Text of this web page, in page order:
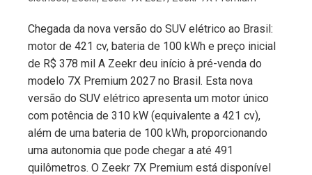
Chegada da nova versão do SUV elétrico ao Brasil:
motor de 421 cv, bateria de 100 kWh e preço inicial
de R$ 378 mil A Zeekr deu início à pré-venda do
modelo 7X Premium 2027 no Brasil. Esta nova
versão do SUV elétrico apresenta um motor único
com potência de 310 kW (equivalente a 421 cv),
além de uma bateria de 100 kWh, proporcionando
uma autonomia que pode chegar a até 491
quilômetros. O Zeekr 7X Premium está disponível